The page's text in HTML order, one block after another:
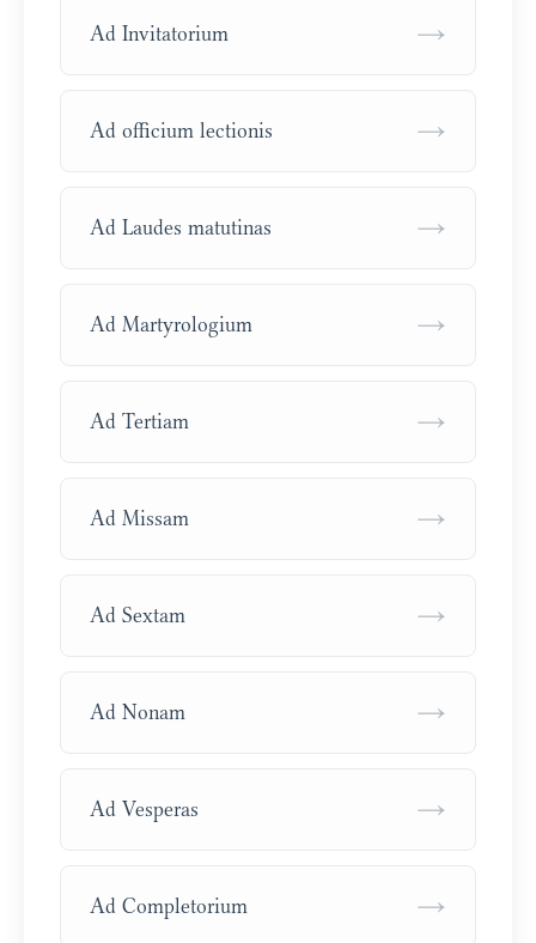
Ad Invitatorium →
Ad officium lectionis →
Ad Laudes matutinas →
Ad Martyrologium →
Ad Tertiam →
Ad Missam →
Ad Sextam →
Ad Nonam →
Ad Vesperas →
Ad Completorium →